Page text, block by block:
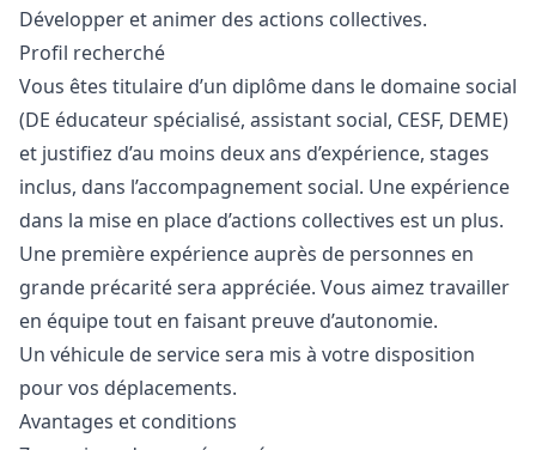
Développer et animer des actions collectives.
Profil recherché
Vous êtes titulaire d’un diplôme dans le domaine social
(DE éducateur spécialisé, assistant social, CESF, DEME)
et justifiez d’au moins deux ans d’expérience, stages
inclus, dans l’accompagnement social. Une expérience
dans la mise en place d’actions collectives est un plus.
Une première expérience auprès de personnes en
grande précarité sera appréciée. Vous aimez travailler
en équipe tout en faisant preuve d’autonomie.
Un véhicule de service sera mis à votre disposition
pour vos déplacements.
Avantages et conditions